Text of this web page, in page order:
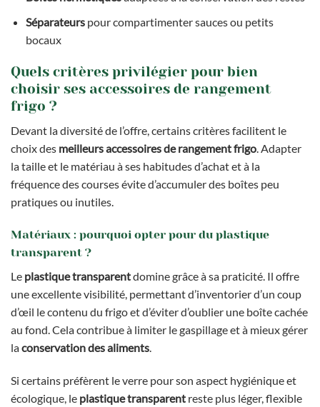
Séparateurspour compartimenter sauces ou petits
bocaux
Quels critères privilégier pour bien
choisir ses accessoires de rangement
frigo ?
Devant la diversité de l’offre, certains critères facilitent le
choix des meilleurs accessoires de rangement frigo. Adapter
la taille et le matériau à ses habitudes d’achat et à la
fréquence des courses évite d’accumuler des boîtes peu
pratiques ou inutiles.
Matériaux : pourquoi opter pour du plastique
transparent ?
Le plastique transparentdomine grâce à sa praticité. Il offre
une excellente visibilité, permettant d’inventorier d’un coup
d’œil le contenu du frigo et d’éviter d’oublier une boîte cachée
au fond. Cela contribue à limiter le gaspillage et à mieux gérer
laconservation des aliments.
Si certains préfèrent le verre pour son aspect hygiénique et
écologique, le plastique transparent reste plus léger, flexible